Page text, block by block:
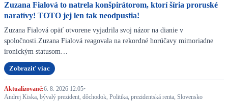
Zuzana Fialová to natrela konšpirátorom, ktorí šíria proruské
naratívy! TOTO jej len tak neodpustia!
Zuzana Fialová opäť otvorene vyjadrila svoj názor na dianie v
spoločnosti.Zuzana Fialová reagovala na rekordné horúčavy mimoriadne
ironickým statusom…
Zobraziť viac
Aktualizované:6. 8. 2026 12:05•
Andrej Kiska, bývalý prezident, dôchodok, Politika, prezidentská renta, Slovensko